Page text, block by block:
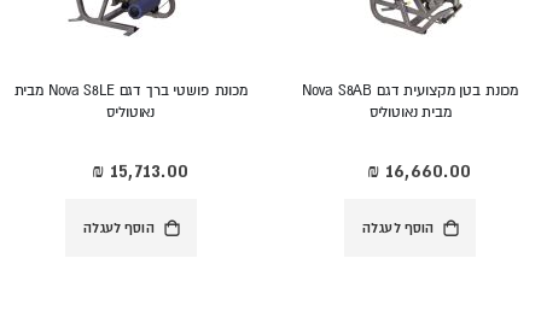
מכונת בטן מקצועית דגם Nova S8AB
מבית נאוטוליס
הוסף לעגלה
מכונת פושטי ברך דגם Nova S8LE מבית
נאוטוליס
הוסף לעגלה